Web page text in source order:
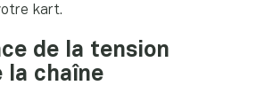
kart.
de la tension
la chaîne